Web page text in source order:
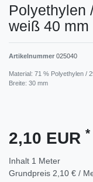
Polyethylen
weiß 40 mm
Artikelnummer 025040
Material: 71 % Polyethylen /
Breite: 30 mm
2,10 EUR *
Inhalt 1 Meter
Grundpreis 2,10 € /